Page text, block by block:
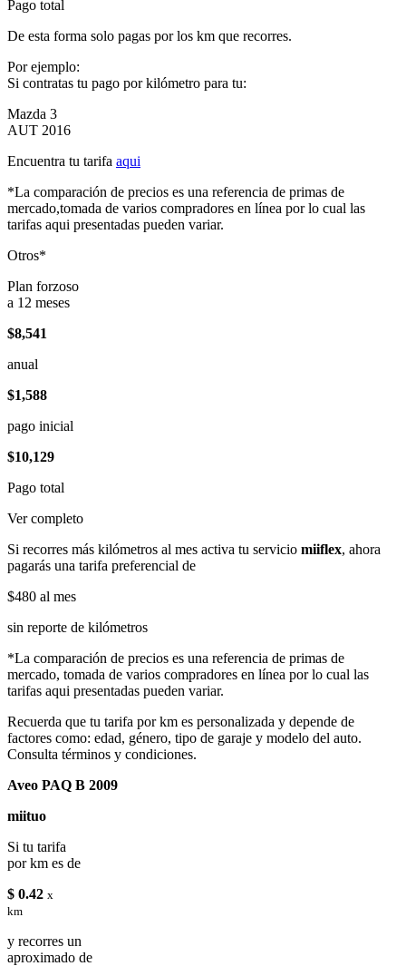
Pago total
De esta forma solo pagas por los km que recorres.
Por ejemplo:
Si contratas tu pago por kilómetro para tu:
Mazda 3
AUT 2016
Encuentra tu tarifa aqui
*La comparación de precios es una referencia de primas de
mercado,tomada de varios compradores en línea por lo cual las
tarifas aqui presentadas pueden variar.
Otros*
Plan forzoso
a 12 meses
$8,541
anual
$1,588
pago inicial
$10,129
Pago total
Ver completo
Si recorres más kilómetros al mes activa tu servicio miiflex, ahora
pagarás una tarifa preferencial de
$480 al mes
sin reporte de kilómetros
*La comparación de precios es una referencia de primas de
mercado, tomada de varios compradores en línea por lo cual las
tarifas aqui presentadas pueden variar.
Recuerda que tu tarifa por km es personalizada y depende de
factores como: edad, género, tipo de garaje y modelo del auto.
Consulta términos y condiciones.
Aveo PAQ B 2009
miituo
Si tu tarifa
por km es de
$ 0.42 x
km
y recorres un
aproximado de